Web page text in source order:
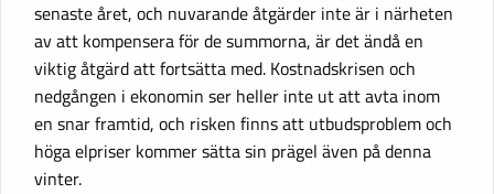
senaste året, och nuvarande åtgärder inte är i närheten
av att kompensera för de summorna, är det ändå en
viktig åtgärd att fortsätta med. Kostnadskrisen och
nedgången i ekonomin ser heller inte ut att avta inom
en snar framtid, och risken finns att utbudsproblem och
höga elpriser kommer sätta sin prägel även på denna
vinter.